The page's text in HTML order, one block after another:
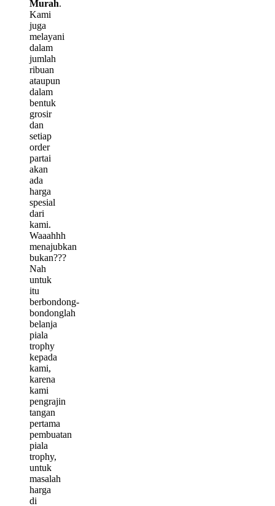
Murah.
Kami
juga
melayani
dalam
jumlah
ribuan
ataupun
dalam
bentuk
grosir
dan
setiap
order
partai
akan
ada
harga
spesial
dari
kami.
Waaahhh
menajubkan
bukan???
Nah
untuk
itu
berbondong-
bondonglah
belanja
piala
trophy
kepada
kami,
karena
kami
pengrajin
tangan
pertama
pembuatan
piala
trophy,
untuk
masalah
harga
di